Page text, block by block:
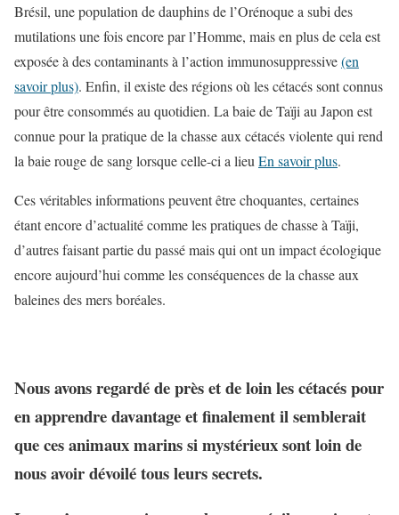
Brésil, une population de dauphins de l’Orénoque a subi des
mutilations une fois encore par l’Homme, mais en plus de cela est
exposée à des contaminants à l’action immunosuppressive(en
savoir plus). Enfin, il existe des régions où les cétacés sont connus
pour être consommés au quotidien. La baie de Taïji au Japon est
connue pour la pratique de la chasse aux cétacés violente qui rend
la baie rouge de sang lorsque celle-ci a lieu En savoir plus.
Ces véritables informations peuvent être choquantes, certaines
étant encore d’actualité comme les pratiques de chasse à Taïji,
d’autres faisant partie du passé mais qui ont un impact écologique
encore aujourd’hui comme les conséquences de la chasse aux
baleines des mers boréales.
Nous avons regardé de près et de loin les cétacés pour
en apprendre davantage et finalement il semblerait
que ces animaux marins si mystérieux sont loin de
nous avoir dévoilé tous leurs secrets.